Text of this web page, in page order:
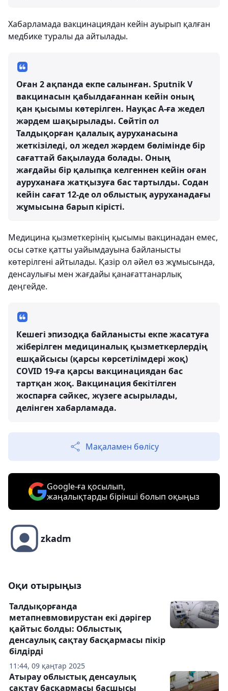
Хабарламада вакцинациядан кейін ауырып қалған
медбике туралы да айтылады.
Оған 2 ақпанда екпе салынған. Sputnik V
вакцинасын қабылдағаннан кейін оның
қан қысымы көтерілген. Науқас А-ға жедел
жәрдем шақырылады. Сөйтіп ол
Талдықорған қалалық ауруханасына
жеткізіледі, ол жедел жәрдем бөлімінде бір
сағаттай бақылауда болады. Оның
жағдайы бір қалыпқа келгеннен кейін оған
ауруханаға жатқызуға бас тартылды. Содан
кейін сағат 12-де ол облыстық ауруханадағы
жұмысына барып кірісті.
Медицина қызметкерінің қысымы вакцинадан емес,
осы сәтке қатты уайымдауына байланысты
көтерілгені айтылады. Қазір ол әйел өз жұмысында,
денсаулығы мен жағдайы қанағаттанарлық
деңгейде.
Кешегі эпизодқа байланысты екпе жасатуға
жіберілген медициналық қызметкерлердің
ешқайсысы (қарсы көрсетілімдері жоқ)
COVID 19-ға қарсы вакцинациядан бас
тартқан жоқ. Вакцинация бекітілген
жоспарға сәйкес, жүзеге асырылады,
делінген хабарламада.
Мақаламен бөлісу
Google-ға қосылып,
жаңалықтарды бірінші болып оқыңыз
zkadm
Оқи отырыңыз
11:44, 09 қаңтар 2025
Талдықорғанда
метапневмовирустан екі дәрігер
қайтыс болды: Облыстық
денсаулық сақтау басқармасы пікір
білдірді
Атырау облыстық денсаулық
сақтау басқармасы басшысы